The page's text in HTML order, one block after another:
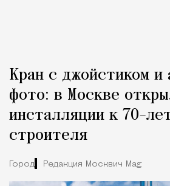
Кран с джойстиком и
фото: в Москве
инсталляции к 70-
строителя
Город Редакция Москвич Mag